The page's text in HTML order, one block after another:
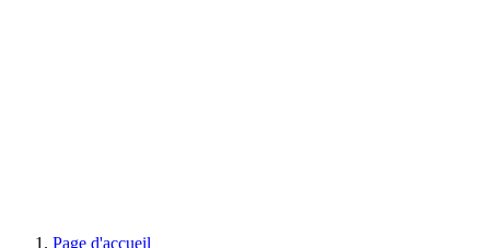
Page d'accueil